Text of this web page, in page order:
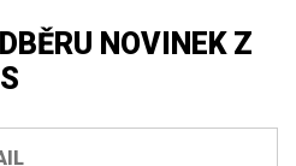
NOVINEK Z